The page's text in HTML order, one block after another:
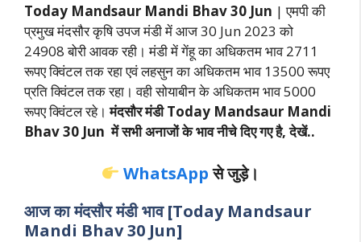
Today Mandsaur Mandi B­hav 30 Jun | एमपी की
प्रमुख मंदसौर कृषि उपज मंडी में आज 30 Jun 2023 को
24908 बोरी आवक रही। मंडी में गेंहू का अधिकतम भाव 2711
रूपए क्विंटल तक रहा एवं लहसुन का अधिकतम भाव 13500 रूपए
प्रति क्विंटल तक रहा। वही सोयाबीन के अधिकतम भाव 5000
रूपए क्विंटल रहे।मंदसौर मंडीToday Mandsaur Mandi
B­hav 30 Jun में सभी अनाजों के भाव नीचे दिए गए है, देखें..
WhatsAppसे जुड़े।
आज का मंदसौर मंडी भाव [Today Mandsaur
Mandi B­hav 30 Jun]